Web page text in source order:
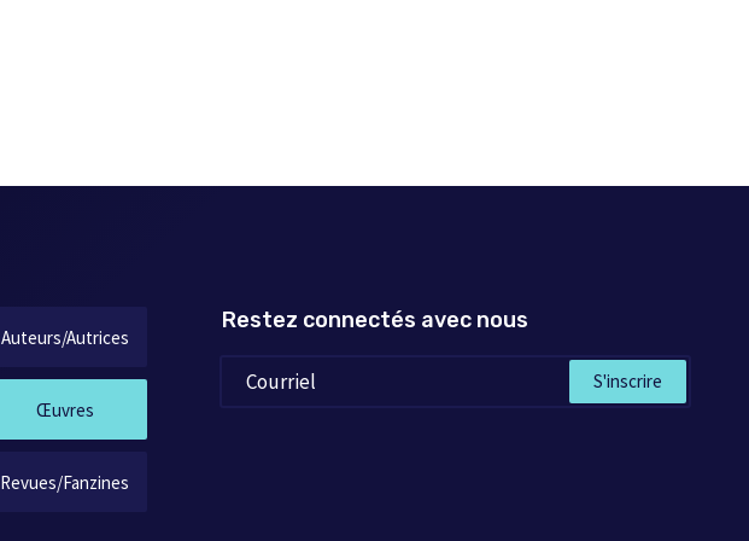
Auteurs/Autrices
Œuvres
Revues/Fanzines
Restez connectés avec nous
S'inscrire